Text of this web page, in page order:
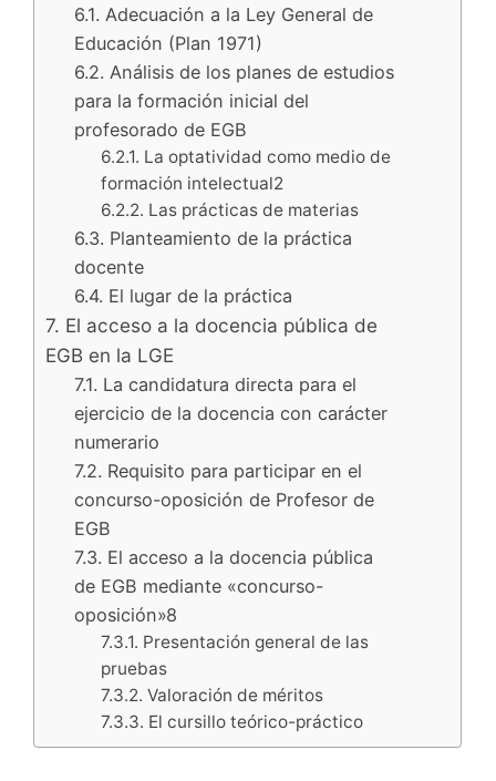
6.1. Adecuación a la Ley General de
Educación (Plan 1971)
6.2. Análisis de los planes de estudios
para la formación inicial del
profesorado de EGB
6.2.1. La optatividad como medio de
formación intelectual2
6.2.2. Las prácticas de materias
6.3. Planteamiento de la práctica
docente
6.4. El lugar de la práctica
7. El acceso a la docencia pública de
EGB en la LGE
7.1. La candidatura directa para el
ejercicio de la docencia con carácter
numerario
7.2. Requisito para participar en el
concurso-oposición de Profesor de
EGB
7.3. El acceso a la docencia pública
de EGB mediante «concurso-
oposición»8
7.3.1. Presentación general de las
pruebas
7.3.2. Valoración de méritos
7.3.3. El cursillo teórico-práctico